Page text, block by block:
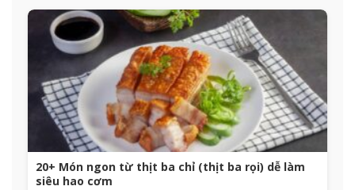
20+ Món ngon từ thịt ba chỉ (thịt ba rọi) dễ làm
siêu hao cơm